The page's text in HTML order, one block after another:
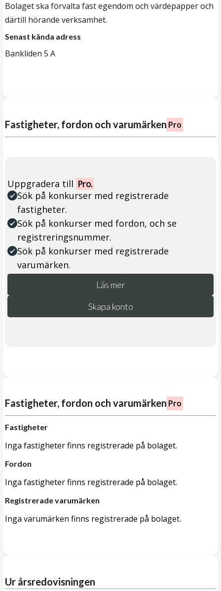
Bolaget ska förvalta fast egendom och värdepapper och
därtill hörande verksamhet.
Senast kända adress
Bankliden 5 A
Fastigheter, fordon och varumärken Pro
Uppgradera till Pro.
Sök på konkurser med registrerade
fastigheter.
Sök på konkurser med fordon, och se
registreringsnummer.
Sök på konkurser med registrerade
varumärken.
Läs mer
Skapa konto
Fastigheter, fordon och varumärken Pro
Fastigheter
Inga fastigheter finns registrerade på bolaget.
Fordon
Inga fastigheter finns registrerade på bolaget.
Registrerade varumärken
Inga varumärken finns registrerade på bolaget.
Ur årsredovisningen